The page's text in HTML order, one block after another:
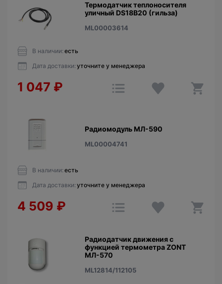
Термодатчик теплоносителя
уличный DS18B20 (гильза)
ML00003614
В наличии: есть
Дата доставки: уточните у менеджера
1 047 ₽
Радиомодуль МЛ-590
ML00004741
В наличии: есть
Дата доставки: уточните у менеджера
4 509 ₽
Радиодатчик движения с
функцией термометра ZONT
МЛ-570
ML12814/112105